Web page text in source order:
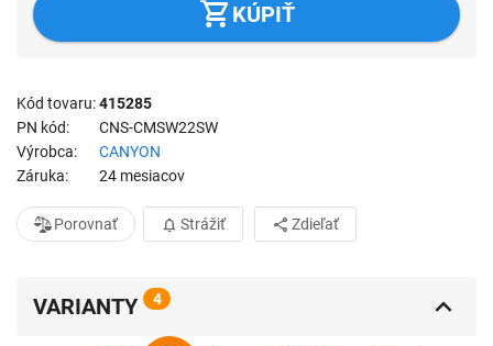
KÚPIŤ
Kód tovaru 415285
PN kód
CNS-CMSW22SW
Výrobca
CANYON
Záruka
24 mesiacov
Porovnať Strážiť Zdieľať
VARIANTY 4